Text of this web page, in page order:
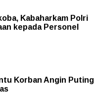
Kabaharkam Polri
kepada Personel
Korban Angin Puting